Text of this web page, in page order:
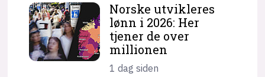
Norske utvikleres
lønn i 2026: Her
tjener de over
millionen
1 dag siden